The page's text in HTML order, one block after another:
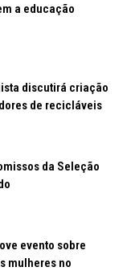
a educação
discutirá criação
de recicláveis
da Seleção
evento sobre
mulheres no